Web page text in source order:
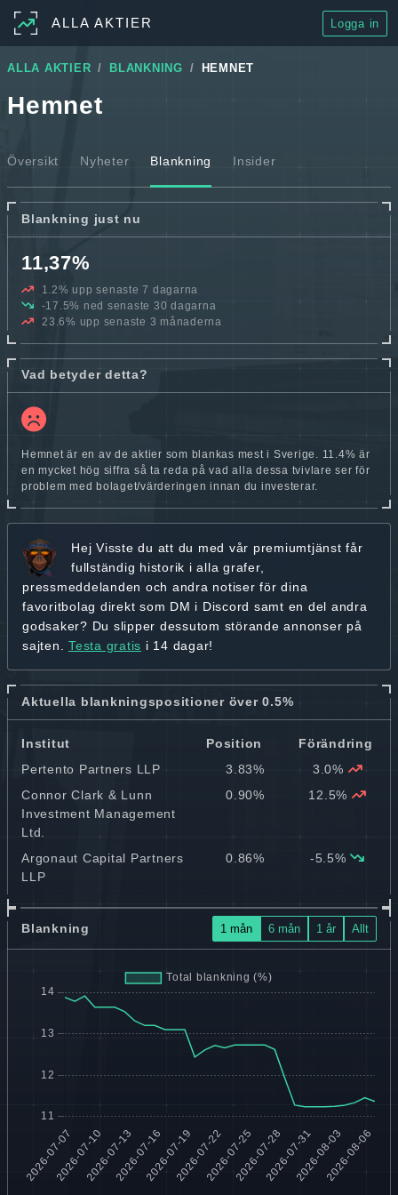
ALLA AKTIER Logga in
ALLA AKTIER BLANKNING HEMNET
Hemnet
Översikt Nyheter Blankning Insider
Blankning just nu
11,37%
1.2% upp senaste 7 dagarna
-17.5% ned senaste 30 dagarna
23.6% upp senaste 3 månaderna
Vad betyder detta?
Hemnet är en av de aktier som blankas mest i Sverige. 11.4% är
en mycket hög siffra så ta reda på vad alla dessa tvivlare ser för
problem med bolaget/värderingen innan du investerar.
Hej Visste du att du med vår premiumtjänst får
fullständig historik i alla grafer,
pressmeddelanden och andra notiser för dina
favoritbolag direkt som DM i Discord samt en del andra
godsaker? Du slipper dessutom störande annonser på
sajten. Testa gratis i 14 dagar!
Aktuella blankningspositioner över 0.5%
Institut Position
Förändring
Pertento Partners LLP
3.83%
3.0%
Connor Clark & Lunn
Investment Management
Ltd.
0.90% 12.5%
Argonaut Capital Partners
LLP
0.86% -5.5%
Blankning 1 mån 6 mån 1 år Allt